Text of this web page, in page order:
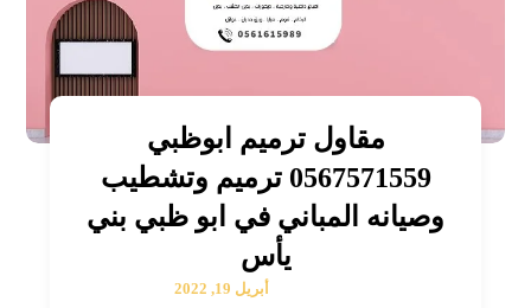
مقاول ترميم ابوظبي
0567571559 ترميم وتشطيب
وصيانه المباني في ابو ظبي بني
يأس
أبريل 19, 2022